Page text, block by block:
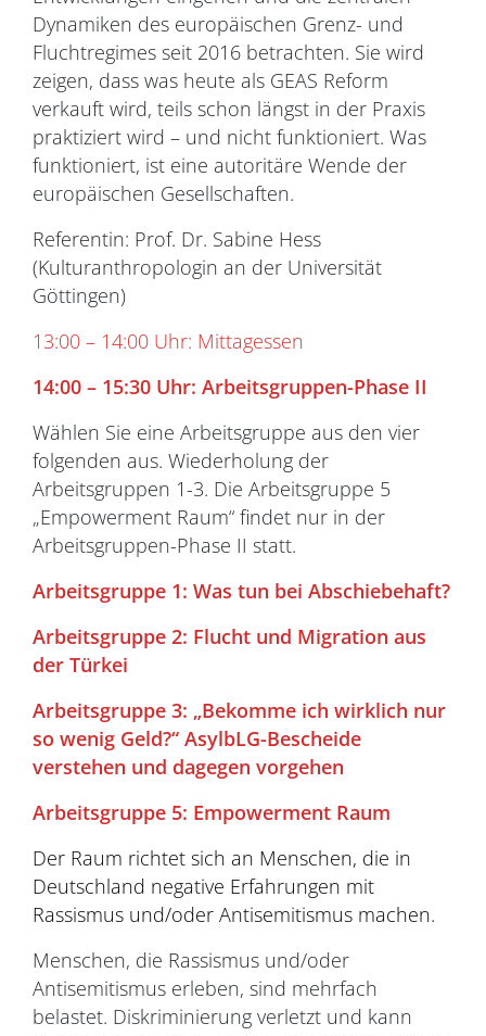
Dynamiken des europäischen Grenz- und
Fluchtregimes seit 2016 betrachten. Sie wird
zeigen, dass was heute als GEAS Reform
verkauft wird, teils schon längst in der Praxis
praktiziert wird – und nicht funktioniert. Was
funktioniert, ist eine autoritäre Wende der
europäischen Gesellschaften.
Referentin: Prof. Dr. Sabine Hess
(Kulturanthropologin an der Universität
Göttingen)
13:00 – 14:00 Uhr: Mittagessen
14:00 – 15:30 Uhr: Arbeitsgruppen-Phase II
Wählen Sie eine Arbeitsgruppe aus den vier
folgenden aus. Wiederholung der
Arbeitsgruppen 1-3. Die Arbeitsgruppe 5
„Empowerment Raum“ findet nur in der
Arbeitsgruppen-Phase II statt.
Arbeitsgruppe 1: Was tun bei Abschiebehaft?
Arbeitsgruppe 2: Flucht und Migration aus
der Türkei
Arbeitsgruppe 3: „Bekomme ich wirklich nur
so wenig Geld?“ AsylbLG-Bescheide
verstehen und dagegen vorgehen
Arbeitsgruppe 5: Empowerment Raum
Der Raum richtet sich an Menschen, die in
Deutschland negative Erfahrungen mit
Rassismus und/oder Antisemitismus machen.
Menschen, die Rassismus und/oder
Antisemitismus erleben, sind mehrfach
belastet. Diskriminierung verletzt und kann